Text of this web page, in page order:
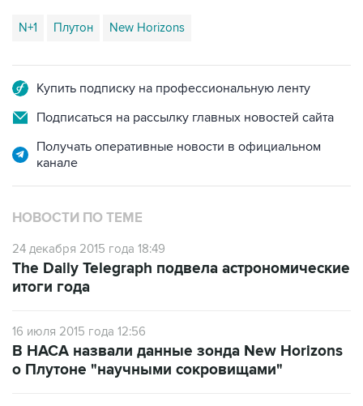
N+1 Плутон New Horizons
Купить подписку на профессиональную ленту
Подписаться на рассылку главных новостей сайта
Получать оперативные новости в официальном
канале
НОВОСТИ ПО ТЕМЕ
24 декабря 2015 года 18:49
The Daily Telegraph подвела астрономические
итоги года
16 июля 2015 года 12:56
В НАСА назвали данные зонда New Horizons
о Плутоне "научными сокровищами"